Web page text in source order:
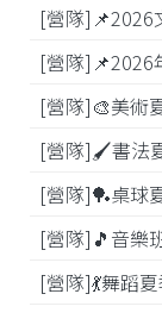
[營隊]📌2026
[營隊]🎨美術
[營隊]💃舞蹈